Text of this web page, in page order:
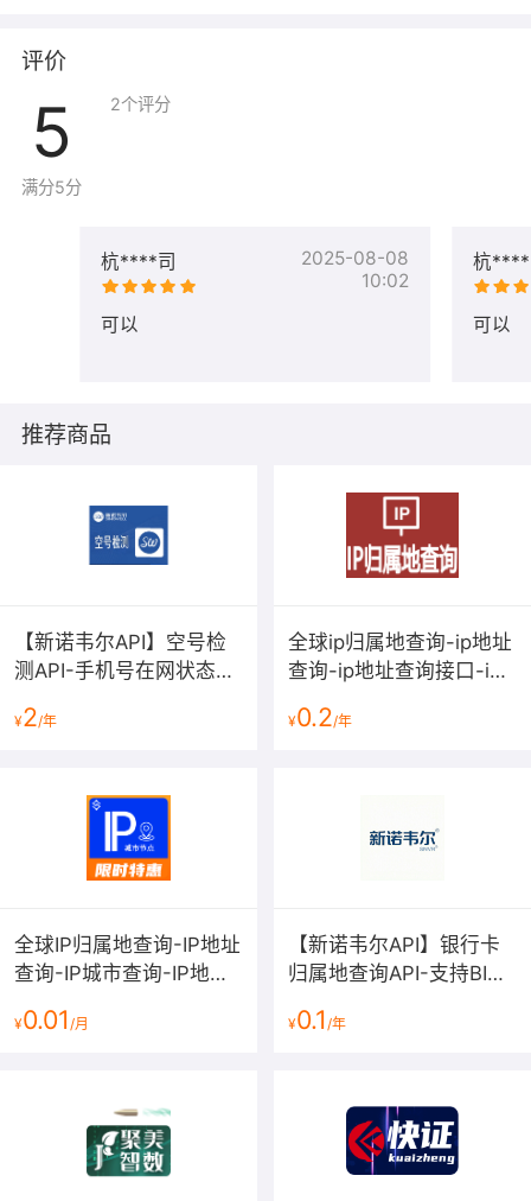
评价
5
满分5分
2个评分
杭****司
2025-08-08
10:02
可以
杭
可以
推荐商品
【新诺韦尔API】空号检
测API-手机号在网状态实
¥2/年
全球ip归属地查询-ip地址
查询-ip地址查询接口-ip
ip地址定位-ip查询【支持
¥0.2/年
全球IP归属地查询-IP地址
查询-IP城市查询-IP地址
城市节点【数链云】
¥0.01/月
【新诺韦尔API】银行卡
归属地查询API-支持BIN
¥0.1/年